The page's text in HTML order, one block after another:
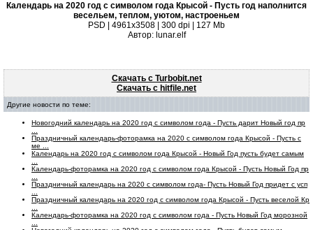
Календарь на 2020 год с символом года Крысой - Пусть год наполнится
весельем, теплом, уютом, настроеньем
PSD | 4961х3508 | 300 dpi | 127 Mb
Автор: lunar.elf
Скачать с Turbobit.net
Скачать с hitfile.net
Другие новости по теме:
Новогодний календарь на 2020 год с символом года - Пусть дарит Новый год пр
Праздничный календарь-фоторамка на 2020 с символом года Крысой - Пусть с
ме ...
Календарь на 2020 год с символом года Крысой - Новый Год пусть будет самым
Календарь-фоторамка на 2020 год с символом года Крысой - Пусть Новый Год пр
Праздничный календарь на 2020 с символом года- Пусть Новый Год придет с усп
Праздничный календарь на 2020 год с символом года Крысой - Пусть веселой Кр
Календарь-фоторамка на 2020 год с символом года - Пусть Новый Год морозной